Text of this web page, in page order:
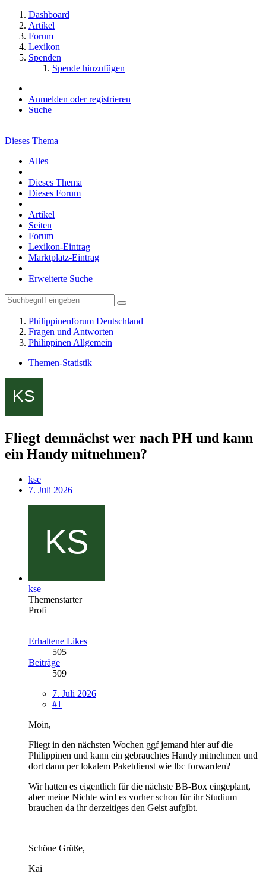
Dashboard
Artikel
Forum
Lexikon
Spenden
Spende hinzufügen
Anmelden oder registrieren
Suche
Dieses Thema
Alles
Dieses Thema
Dieses Forum
Artikel
Seiten
Forum
Lexikon-Eintrag
Marktplatz-Eintrag
Erweiterte Suche
Philippinenforum Deutschland
Fragen und Antworten
Philippinen Allgemein
Themen-Statistik
Fliegt demnächst wer nach PH und kann
ein Handy mitnehmen?
kse
7. Juli 2026
kse
Themenstarter
Profi
Erhaltene Likes
505
Beiträge
509
7. Juli 2026
#1
Moin,
Fliegt in den nächsten Wochen ggf jemand hier auf die
Philippinen und kann ein gebrauchtes Handy mitnehmen und
dort dann per lokalem Paketdienst wie lbc forwarden?
Wir hatten es eigentlich für die nächste BB-Box eingeplant,
aber meine Nichte wird es vorher schon für ihr Studium
brauchen da ihr derzeitiges den Geist aufgibt.
Schöne Grüße,
Kai